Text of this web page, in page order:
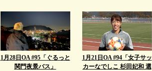
1月28日OA #95「ぐるっと
関門夜景バス」
1月21日OA #94「女子サッ
カーなでしこ 杉田妃和 選